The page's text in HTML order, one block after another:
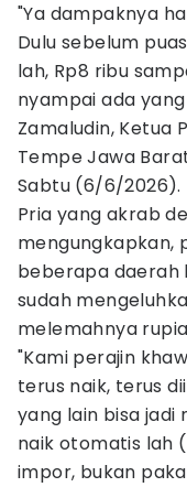
"Ya dampaknya
Dulu sebelum
lah, Rp8 ribu
nyampai ada yang
Zamaludin, Ketua
Tempe Jawa
Sabtu (6/6/2026).
Pria yang akrab
mengungkapkan,
beberapa daerah
sudah
melemahnya
"Kami perajin
terus naik, terus
yang lain bisa jadi
naik otomatis lah
impor, bukan